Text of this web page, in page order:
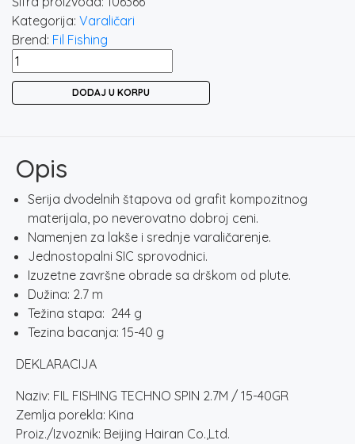
Kategorija: Varaličari
Brend: Fil Fishing
FIL
FISHING
15-
40GR
količina
DODAJ U KORPU
Opis
Serija dvodelnih štapova od grafit kompozitnog
materijala, po neverovatno dobroj ceni.
Namenjen za lakše i srednje varaličarenje.
Jednostopalni SIC sprovodnici.
Izuzetne završne obrade sa drškom od plute.
Dužina: 2.7 m
Težina stapa: 244 g
Tezina bacanja: 15-40 g
DEKLARACIJA
Naziv: FIL FISHING TECHNO SPIN 2.7M / 15-40GR
Zemlja porekla: Kina
Proiz./Izvoznik: Beijing Hairan Co.,Ltd.